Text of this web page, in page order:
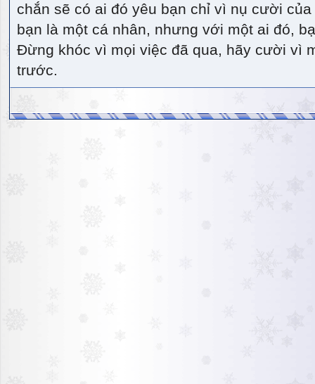
chắn sẽ có ai đó yêu bạn chỉ vì nụ cười
bạn là một cá nhân, nhưng với một ai đó,
Đừng khóc vì mọi việc đã qua, hãy cười vì
trước.